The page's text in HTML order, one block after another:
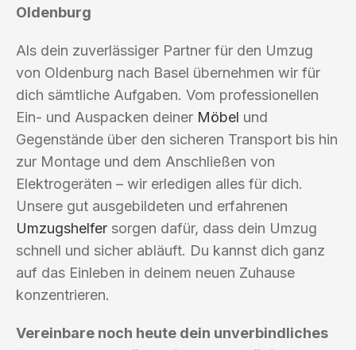
Oldenburg
Als dein zuverlässiger Partner für den Umzug
von Oldenburg nach Basel übernehmen wir für
dich sämtliche Aufgaben. Vom professionellen
Ein- und Auspacken deiner Möbel und
Gegenstände über den sicheren Transport bis hin
zur Montage und dem Anschließen von
Elektrogeräten – wir erledigen alles für dich.
Unsere gut ausgebildeten und erfahrenen
Umzugshelfer sorgen dafür, dass dein Umzug
schnell und sicher abläuft. Du kannst dich ganz
auf das Einleben in deinem neuen Zuhause
konzentrieren.
Vereinbare noch heute dein unverbindliches